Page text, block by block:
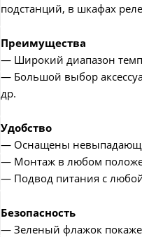
подстанций, в шкафах
Преимущества
— Широкий диапазон
— Большой выбор
др.
Удобство
— Оснащены
— Монтаж в любом
— Подвод питания с
Безопасность
— Зеленый флажок